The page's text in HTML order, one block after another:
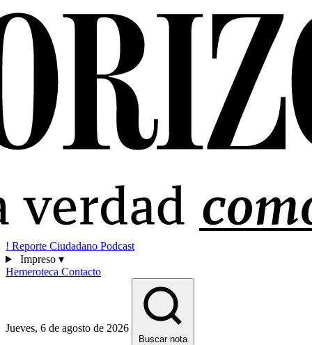
! Reporte Ciudadano Podcast
Impreso ▾
Hemeroteca Contacto
Jueves, 6 de agosto de 2026
Buscar nota